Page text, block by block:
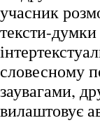
учасник
тексти-
словесному
заувагами,
вилаштовує